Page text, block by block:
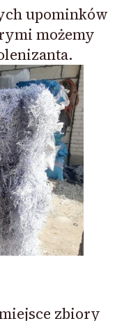
upominków
możemy
zbiory